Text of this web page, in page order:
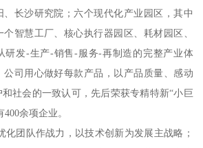
长沙研究院；六个现代化产业园区，其中
智慧工厂、核心执行器园区、耗材园区、
研发-生产-销售-服务-再制造的完整产业体
公司用心做好每款产品，以产品质量、感动
社会的一致认可，先后荣获专精特新“小巨
余项企业。
化团队作战力，以技术创新为发展主战略；